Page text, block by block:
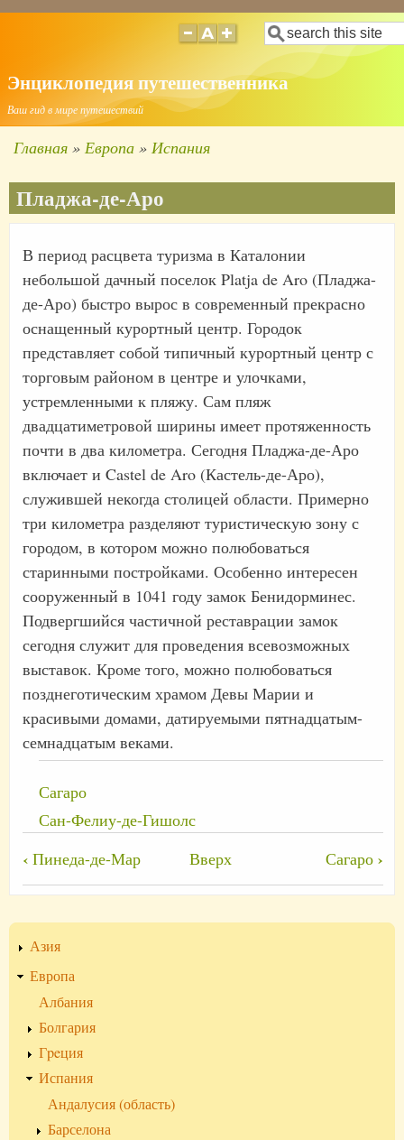
основному
содержанию
Поиск
Энциклопедия путешественника
Ваш гид в мире путешествий
навигации
Главная Европа Испания
Пладжа-де-Аро
В период расцвета туризма в Каталонии
небольшой дачный поселок Platja de Aro (Пладжа-
де-Аро) быстро вырос в современный прекрасно
оснащенный курортный центр. Городок
представляет собой типичный курортный центр с
торговым районом в центре и улочками,
устремленными к пляжу. Сам пляж
двадцатиметровой ширины имеет протяженность
почти в два километра. Сегодня Пладжа-де-Аро
включает и Castel de Aro (Кастель-де-Аро),
служившей некогда столицей области. Примерно
три километра разделяют туристическую зону с
городом, в котором можно полюбоваться
старинными постройками. Особенно интересен
сооруженный в 1041 году замок Бенидорминес.
Подвергшийся частичной реставрации замок
сегодня служит для проведения всевозможных
выставок. Кроме того, можно полюбоваться
позднеготическим храмом Девы Марии и
красивыми домами, датируемыми пятнадцатым-
семнадцатым веками.
Сагаро
Сан-Фелиу-де-Гишолс
Перекрёстные
ссылки
для
Пладжа-
де-
Аро
‹ Пинеда-де-Мар Вверх Сагаро ›
Азия
Европа
Албания
Болгария
Гpeция
Испания
Андалусия (область)
Барселона